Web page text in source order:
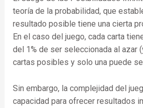
teoría de la probabilidad, que
resultado posible tiene una cierta
En el caso del juego, cada carta
del 1% de ser seleccionada al azar
cartas posibles y solo una puede
Sin embargo, la complejidad del
capacidad para ofrecer resultados